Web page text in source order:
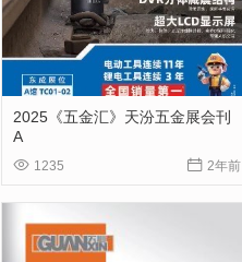
2025《五金汇》天汾五金展会刊
A
 1235  2年前